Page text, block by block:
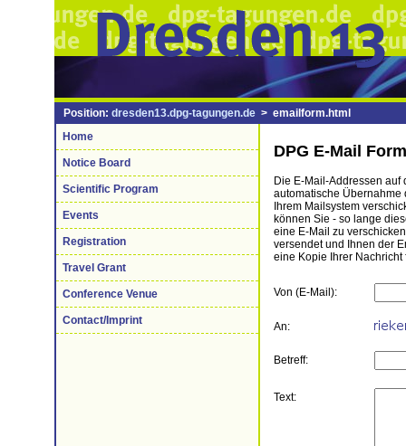
Position: dresden13.dpg-tagungen.de > emailform.html
Home
Notice Board
Scientific Program
Events
Registration
Travel Grant
Conference Venue
Contact/Imprint
DPG E-Mail
Die E-Mail-Addressen auf
automatische Übernahme
Ihrem Mailsystem
können Sie - so lange
eine E-Mail zu
versendet und Ihnen der
eine Kopie Ihrer
Von (E-Mail):
An:
Betreff:
Text: